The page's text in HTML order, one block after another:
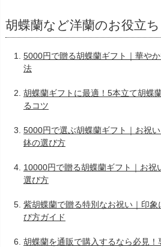
胡蝶蘭など洋蘭のお役立
5000円で贈る胡蝶蘭ギフト｜華や
法
胡蝶蘭ギフトに最適！5本立て胡蝶
るコツ
5000円で選ぶ胡蝶蘭ギフト｜お祝
鉢の選び方
10000円で贈る胡蝶蘭ギフト｜お祝
選び方
紫胡蝶蘭で贈る特別なお祝い｜印
び方ガイド
胡蝶蘭を通販で購入するなら必見